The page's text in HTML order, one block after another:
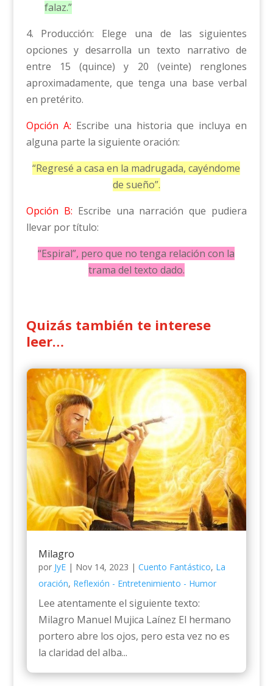
falaz.”
4. Producción: Elege una de las siguientes
opciones y desarrolla un texto narrativo de
entre 15 (quince) y 20 (veinte) renglones
aproximadamente, que tenga una base verbal
en pretérito.
Opción A: Escribe una historia que incluya en
alguna parte la siguiente oración:
“Regresé a casa en la madrugada, cayéndome
de sueño”.
Opción B: Escribe una narración que pudiera
llevar por título:
“Espiral”, pero que no tenga relación con la
trama del texto dado.
Quizás también te interese
leer…
Milagro
por JyE| Nov 14, 2023 | Cuento Fantástico, La
oración, Reflexión - Entretenimiento - Humor
Lee atentamente el siguiente texto:
Milagro Manuel Mujica Laínez El hermano
portero abre los ojos, pero esta vez no es
la claridad del alba...